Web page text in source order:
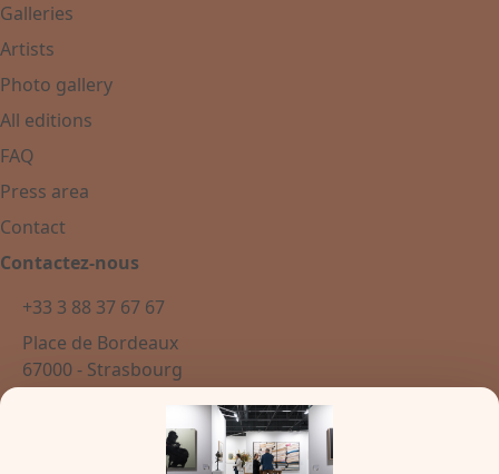
Galleries
Artists
Photo gallery
All editions
FAQ
Press area
Contact
Contactez-nous
+33 3 88 37 67 67
Place de Bordeaux
67000 - Strasbourg